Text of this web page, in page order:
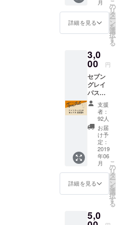
特製ラ
グー
ソー
プレミ
アムパ
スタが
作れる
フード
キット
です。
パスタ8
食分 ※
一袋
（180g
）で2食
分です
セブン
グレイ
ンパス
タ ・ス
1袋 ・
（送料
含む）
１袋
（２食
分）×３
袋
（180g
）で２
食分で
す ・ス
パゲッ
ティ
(180g)×
1袋 ・
フェッ
トチー
(180g)×
1袋 ・
リング
イネ
(180g)×
月
詳細を見る
こ
の
リ
タ
ー
ン
を
選
択
す
る
3,0
00 円
セブン
グレイ
パスタ3
種類を
しっか
りとお
楽しみ
いただ
ける
セット
クラウ
ドファ
ウン
ディン
グ限
定 お
２％OF
F！ さ
支援
者：
92人
お届
け予
定：
2019
年06
月
詳細を見る
こ
の
リ
タ
ー
ン
を
選
択
す
る
5,0